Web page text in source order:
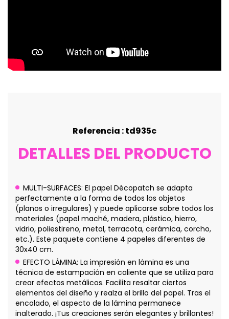
Referencia : td935c
DETALLES DEL PRODUCTO
MULTI-SURFACES: El papel Décopatch se adapta
perfectamente a la forma de todos los objetos
(planos o irregulares) y puede aplicarse sobre todos los
materiales (papel maché, madera, plástico, hierro,
vidrio, poliestireno, metal, terracota, cerámica, corcho,
etc.). Este paquete contiene 4 papeles diferentes de
30x40 cm.
EFECTO LÁMINA: La impresión en lámina es una
técnica de estampación en caliente que se utiliza para
crear efectos metálicos. Facilita resaltar ciertos
elementos del diseño y realza el brillo del papel. Tras el
encolado, el aspecto de la lámina permanece
inalterado. ¡Tus creaciones serán elegantes y brillantes!